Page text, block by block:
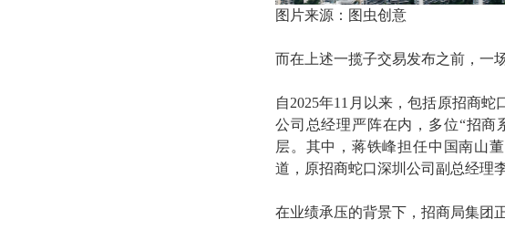
图片来源：图虫创意
而在上述一揽子交易发布之前，一
自2025年11月以来，包括原招商
公司总经理严阵在内，多位“招商
层。其中，蒋铁峰担任中国南山
道，原招商蛇口深圳公司副总经理
在业绩承压的背景下，招商局集团